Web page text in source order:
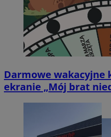
Darmowe wakacyjne
ekranie „Mój brat